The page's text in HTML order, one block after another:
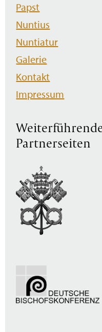
Papst
Nuntius
Nuntiatur
Galerie
Kontakt
Impressum
Partnerseiten